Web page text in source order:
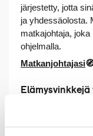
järjestetty, jotta
ja yhdessäolosta.
matkajohtaja,
ohjelmalla.
Matkanjohtajasi
Pistäydy
Opastetun